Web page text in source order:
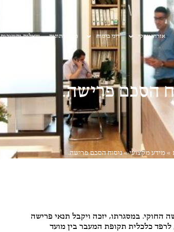
אזרחי עסקי דיני ביטוח מן העיתונות שאלות ותשובות
הסכם פרישה.
» מידע מקצועי»ניסוח הסכם פרישה.
החוקי. במסגרתו, יזכה ויקבל תנאי פרישה
כלכלית תקופת המעבר בין מועד